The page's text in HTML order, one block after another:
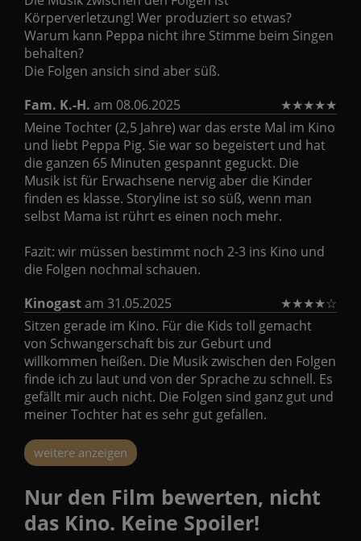
Körperverletzung! Wer produziert so etwas?
Warum kann Peppa nicht ihre Stimme beim Singen
behalten?
Die Folgen ansich sind aber süß.
Fam. K.-H. am 08.06.2025 ★★★★★
Meine Tochter (2,5 Jahre) war das erste Mal im Kino
und liebt Peppa Pig. Sie war so begeistert und hat
die ganzen 65 Minuten gespannt geguckt. Die
Musik ist für Erwachsene nervig aber die Kinder
finden es klasse. Storyline ist so süß, wenn man
selbst Mama ist rührt es einen noch mehr.
Fazit: wir müssen bestimmt noch 2-3 ins Kino und
die Folgen nochmal schauen.
Kinogastam 31.05.2025 ★★★★☆
Sitzen gerade im Kino. Für die Kids toll gemacht
von Schwangerschaft bis zur Geburt und
willkommen heißen. Die Musik zwischen den Folgen
finde ich zu laut und von der Sprache zu schnell. Es
gefällt mir auch nicht. Die Folgen sind ganz gut und
meiner Tochter hat es sehr gut gefallen.
weitere anzeigen
Nur den Film bewerten, nicht
das Kino. Keine Spoiler!